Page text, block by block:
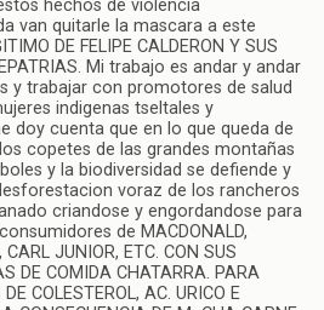
hechos de violencia
van quitarle la mascara a este
DE FELIPE CALDERON Y SUS
Mi trabajo es andar y andar
y trabajar con promotores de salud
indigenas tseltales y
doy cuenta que en lo que queda de
copetes de las grandes montañas
y la biodiversidad se defiende y
voraz de los rancheros
criandose y engordandose para
de MACDONALD,
CARL JUNIOR, ETC. CON SUS
DE COMIDA CHATARRA. PARA
COLESTEROL, AC. URICO E